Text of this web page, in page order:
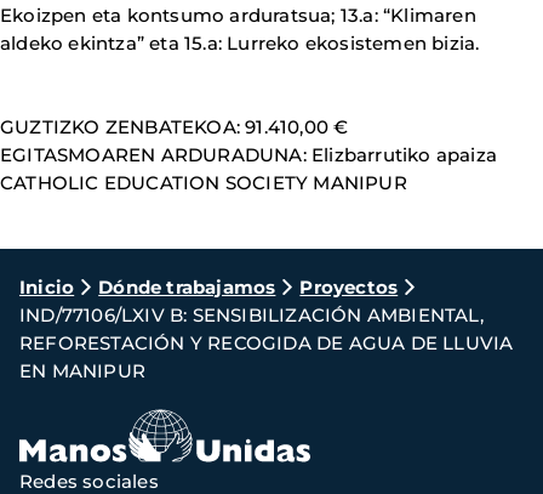
Ekoizpen eta kontsumo arduratsua; 13.a: “Klimaren
aldeko ekintza” eta 15.a: Lurreko ekosistemen bizia.
GUZTIZKO ZENBATEKOA: 91.410,00 €
EGITASMOAREN ARDURADUNA: Elizbarrutiko apaiza
CATHOLIC EDUCATION SOCIETY MANIPUR
Ruta
de
navegación
Inicio Dónde trabajamos
Proyectos
IND/77106/LXIV B: SENSIBILIZACIÓN AMBIENTAL,
REFORESTACIÓN Y RECOGIDA DE AGUA DE LLUVIA
EN MANIPUR
Redes sociales